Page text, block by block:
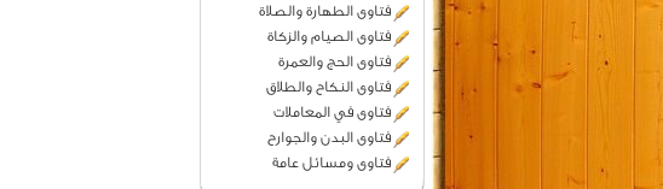
فتاوى الطهارة والصلاة
فتاوى الصيام والزكاة
فتاوى الحج والعمرة
فتاوى النكاح والطلاق
فتاوى في المعاملات
فتاوى البدن والجوارح
فتاوى ومسائل عامة